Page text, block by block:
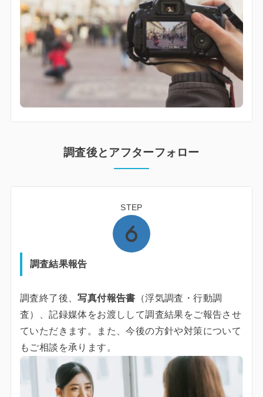
調査後とアフターフォロー
STEP
調査結果報告
調査終了後、写真付報告書 （浮気調査・行動調
査）、記録媒体をお渡しして調査結果をご報告させ
ていただきます。また、今後の方針や対策について
もご相談を承ります。